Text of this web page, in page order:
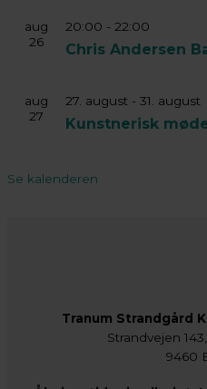
aug
26
20:00 - 22:00
Chris Andersen
aug
27
27. august - 31. august
Kunstnerisk
Se kalenderen
Tranum Strandgård
Strandvejen
9460